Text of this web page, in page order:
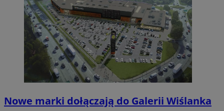
Nowe marki dołączają do Galerii Wiślanka